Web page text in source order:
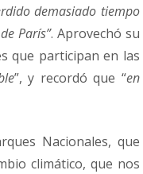
demasiado tiempo
París”. Aprovechó su
que participan en las
”, y recordó que “en
Nacionales, que
climático, que nos